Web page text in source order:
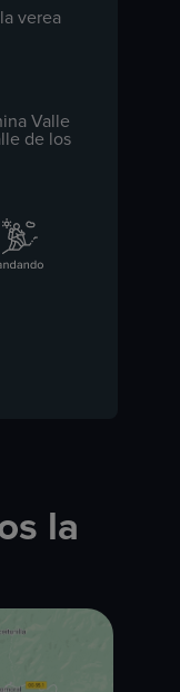
verea
Valle
de los
la